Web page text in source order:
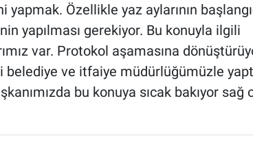
Özellikle yaz aylarının
yapılması gerekiyor. Bu konuyla ilgili
var. Protokol aşamasına
belediye ve itfaiye müdürlüğümüzle
bu konuya sıcak bakıyor sağ